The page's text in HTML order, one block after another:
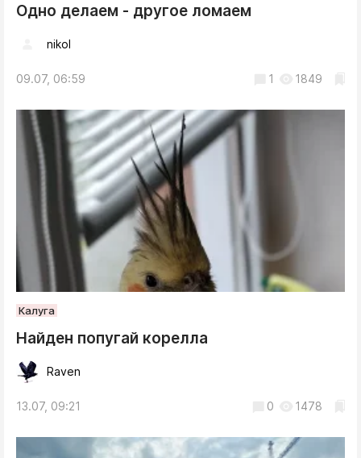
Одно делаем - другое ломаем
nikol
09.07, 06:59 1 1849
Калуга
Найден попугай корелла
Raven
13.07, 09:21 0 1478